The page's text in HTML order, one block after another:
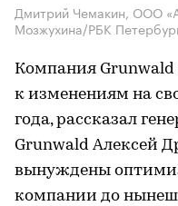
Дмитрий Чемакин, ООО
Мозжухина/РБК
Компания Grunwald
к изменениям на
года, рассказал
Grunwald Алексей
вынуждены
компании до